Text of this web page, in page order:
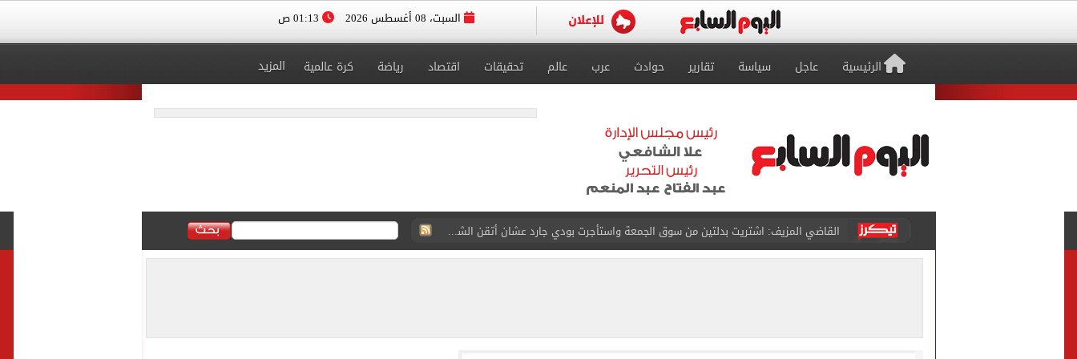
السبت، 08 أغسطس 2026
الرئيسية عاجل سياسة تقارير حوادث عرب عالم تحقيقات اقتصاد رياضة كرة عالمية المزيد
برشلونة يطرح تذاكر مواجهة الأهلي على كأس خوان جامبر
طرابزون سبور ينفي الحجز على مستحقات محمد صلاح
الأهلي ينهي مرانه الأول فى معسكر إسبانيا.. جلسة عموتة وفقرة بدنية.. صور